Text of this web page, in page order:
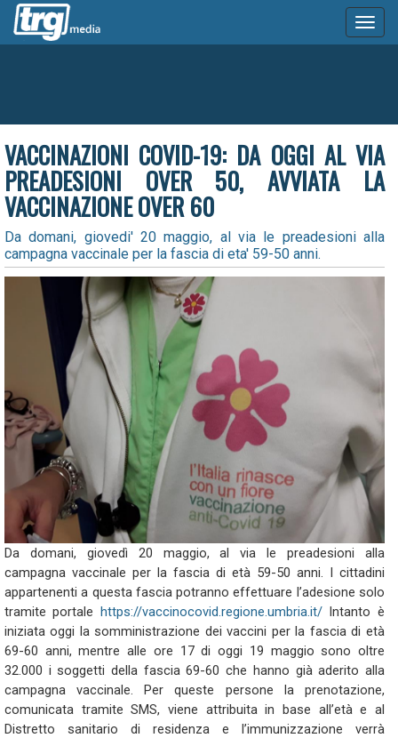
VACCINAZIONI COVID-19: DA OGGI AL VIA
PREADESIONI OVER 50, AVVIATA LA
VACCINAZIONE OVER 60
Da domani, giovedi' 20 maggio, al via le preadesioni alla
campagna vaccinale per la fascia di eta' 59-50 anni.
Da domani, giovedì 20 maggio, al via le preadesioni alla
campagna vaccinale per la fascia di età 59-50 anni. I cittadini
appartenenti a questa fascia potranno effettuare l’adesione solo
tramite portale https://vaccinocovid.regione.umbria.it/ Intanto è
iniziata oggi la somministrazione dei vaccini per la fascia di età
69-60 anni, mentre alle ore 17 di oggi 19 maggio sono oltre
32.000 i soggetti della fascia 69-60 che hanno già aderito alla
campagna vaccinale. Per queste persone la prenotazione,
comunicata tramite SMS, viene attribuita in base all’età e al
Distretto sanitario di residenza e l’immunizzazione verrà